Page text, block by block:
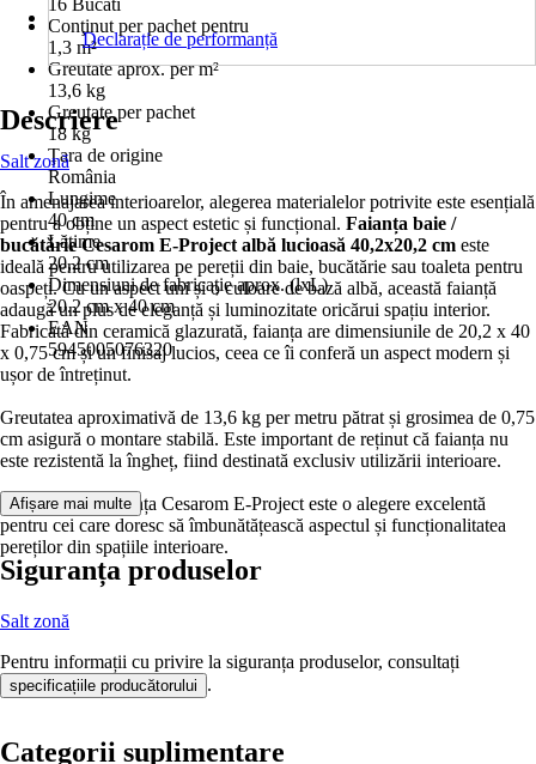
16 Bucati
Conţinut per pachet pentru
1,3 m²
Greutate aprox. per m²
13,6 kg
Greutate per pachet
18 kg
Ţara de origine
România
Lungime
40 cm
Lăţime
20,2 cm
Dimensiuni de fabricație aprox. (lxL)
20.2 cm x 40 cm
EAN
5945005076320
Declarație de performanță
Descriere
Salt zonă
În amenajarea interioarelor, alegerea materialelor potrivite este esențială
pentru a obține un aspect estetic și funcțional. Faianța baie /
bucătărie Cesarom E-Project albă lucioasă 40,2x20,2 cm este
ideală pentru utilizarea pe pereții din baie, bucătărie sau toaleta pentru
oaspeți. Cu un aspect uni și o culoare de bază albă, această faianță
adaugă un plus de eleganță și luminozitate oricărui spațiu interior.
Fabricată din ceramică glazurată, faianța are dimensiunile de 20,2 x 40
x 0,75 cm și un finisaj lucios, ceea ce îi conferă un aspect modern și
ușor de întreținut.
Greutatea aproximativă de 13,6 kg per metru pătrat și grosimea de 0,75
cm asigură o montare stabilă. Este important de reținut că faianța nu
este rezistentă la îngheț, fiind destinată exclusiv utilizării interioare.
În concluzie: Faianța Cesarom E-Project este o alegere excelentă
pentru cei care doresc să îmbunătățească aspectul și funcționalitatea
pereților din spațiile interioare.
Afișare mai multe
Siguranța produselor
Salt zonă
Pentru informații cu privire la siguranța produselor, consultați
specificațiile producătorului .
Categorii suplimentare